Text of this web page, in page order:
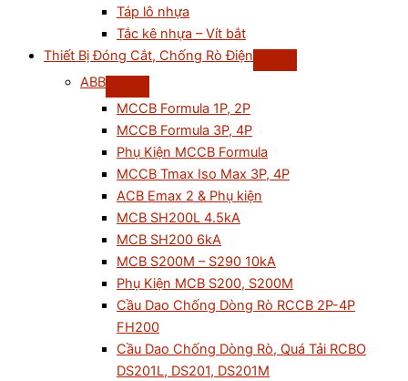
Táp lô nhựa
Tắc kê nhựa – Vít bắt
Thiết Bị Đóng Cắt, Chống Rò Điện
ABB
MCCB Formula 1P, 2P
MCCB Formula 3P, 4P
Phụ Kiện MCCB Formula
MCCB Tmax Iso Max 3P, 4P
ACB Emax 2 & Phụ kiện
MCB SH200L 4.5kA
MCB SH200 6kA
MCB S200M – S290 10kA
Phụ Kiện MCB S200, S200M
Cầu Dao Chống Dòng Rò RCCB 2P-4P
FH200
Cầu Dao Chống Dòng Rò, Quá Tải RCBO
DS201L, DS201, DS201M